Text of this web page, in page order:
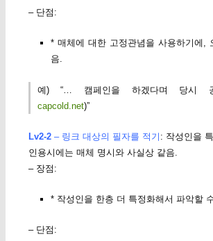
– 단점:
* 매체에 대한 고정관념을 사용하기에,
음.
예) “… 캠페인을 하겠다며 당시
capcold.net)”
Lv2-2– 링크 대상의 필자를 적기 : 작성인을
인용시에는 매체 명시와 사실상 같음.
– 장점:
* 작성인을 한층 더 특정화해서 파악할
– 단점: